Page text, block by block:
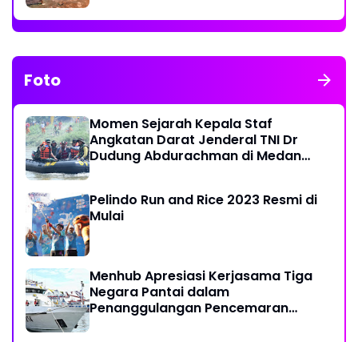
Foto
Momen Sejarah Kepala Staf
Angkatan Darat Jenderal TNI Dr
Dudung Abdurachman di Medan
Pelindo Run and Rice 2023 Resmi di
Mulai
Menhub Apresiasi Kerjasama Tiga
Negara Pantai dalam
Penanggulangan Pencemaran